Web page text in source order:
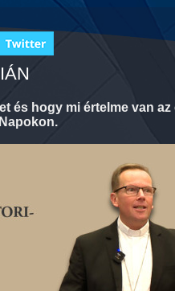
és hogy mi értelme van